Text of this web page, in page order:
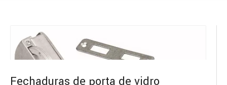
Fechaduras de porta de vidro